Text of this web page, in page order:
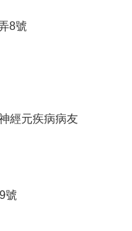
8號
經元疾病病友
號